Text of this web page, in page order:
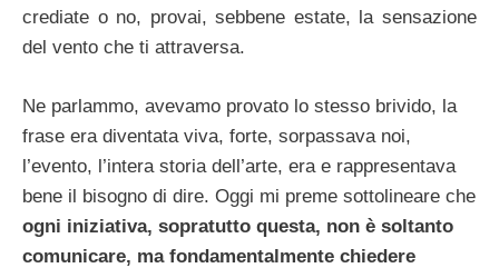
crediate o no, provai, sebbene estate, la sensazione
del vento che ti attraversa.
Ne parlammo, avevamo provato lo stesso brivido, la
frase era diventata viva, forte, sorpassava noi,
l’evento, l’intera storia dell’arte, era e rappresentava
bene il bisogno di dire. Oggi mi preme sottolineare che
ogni iniziativa, sopratutto questa, non è soltanto
comunicare, ma fondamentalmente chiedere